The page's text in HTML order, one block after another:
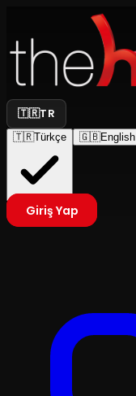
🇹🇷TR
🇹🇷Türkçe 🇬🇧English
Giriş Yap